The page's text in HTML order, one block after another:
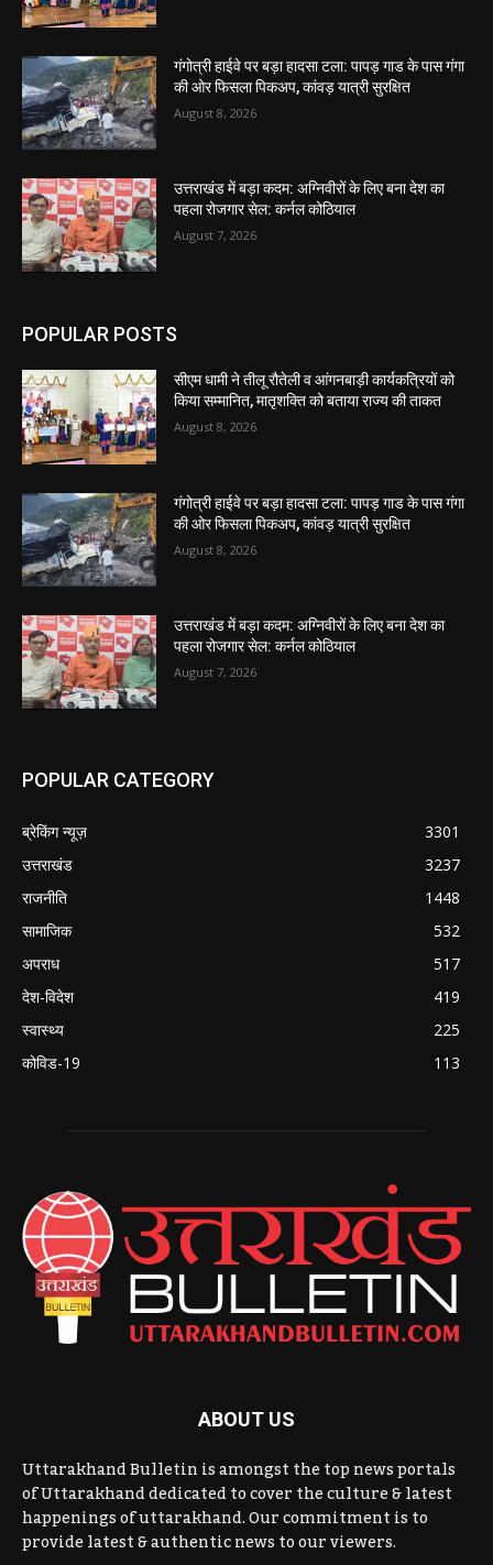
गंगोत्री हाईवे पर बड़ा हादसा टला: पापड़ गाड के पास गंगा
की ओर फिसला पिकअप, कांवड़ यात्री सुरक्षित
August 8, 2026
उत्तराखंड में बड़ा कदम: अग्निवीरों के लिए बना देश का
पहला रोजगार सेल: कर्नल कोठियाल
August 7, 2026
POPULAR POSTS
सीएम धामी ने तीलू रौतेली व आंगनबाड़ी कार्यकत्रियों को
किया सम्मानित, मातृशक्ति को बताया राज्य की ताकत
August 8, 2026
गंगोत्री हाईवे पर बड़ा हादसा टला: पापड़ गाड के पास गंगा
की ओर फिसला पिकअप, कांवड़ यात्री सुरक्षित
August 8, 2026
उत्तराखंड में बड़ा कदम: अग्निवीरों के लिए बना देश का
पहला रोजगार सेल: कर्नल कोठियाल
August 7, 2026
POPULAR CATEGORY
ब्रेकिंग न्यूज़
3301
उत्तराखंड
3237
राजनीति
1448
सामाजिक
532
अपराध
517
देश-विदेश
419
स्वास्थ्य
225
कोविड-19
113
ABOUT US
Uttarakhand Bulletin is amongst the top news portals
of Uttarakhand dedicated to cover the culture & latest
happenings of uttarakhand. Our commitment is to
provide latest & authentic news to our viewers.